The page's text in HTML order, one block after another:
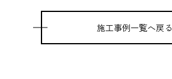
施工事例一覧へ戻る